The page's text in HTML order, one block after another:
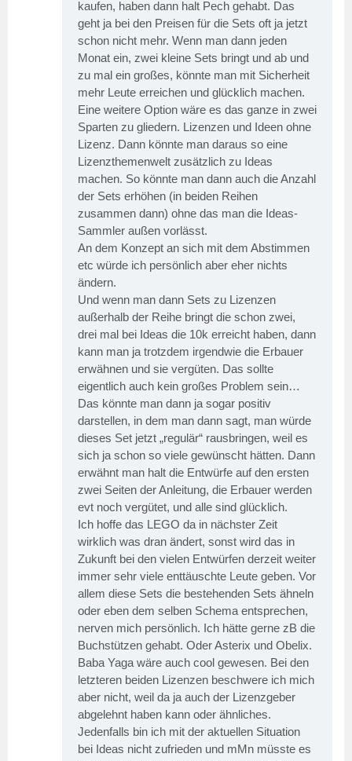
kaufen, haben dann halt Pech gehabt. Das
geht ja bei den Preisen für die Sets oft ja jetzt
schon nicht mehr. Wenn man dann jeden
Monat ein, zwei kleine Sets bringt und ab und
zu mal ein großes, könnte man mit Sicherheit
mehr Leute erreichen und glücklich machen.
Eine weitere Option wäre es das ganze in zwei
Sparten zu gliedern. Lizenzen und Ideen ohne
Lizenz. Dann könnte man daraus so eine
Lizenzthemenwelt zusätzlich zu Ideas
machen. So könnte man dann auch die Anzahl
der Sets erhöhen (in beiden Reihen
zusammen dann) ohne das man die Ideas-
Sammler außen vorlässt.
An dem Konzept an sich mit dem Abstimmen
etc würde ich persönlich aber eher nichts
ändern.
Und wenn man dann Sets zu Lizenzen
außerhalb der Reihe bringt die schon zwei,
drei mal bei Ideas die 10k erreicht haben, dann
kann man ja trotzdem irgendwie die Erbauer
erwähnen und sie vergüten. Das sollte
eigentlich auch kein großes Problem sein…
Das könnte man dann ja sogar positiv
darstellen, in dem man dann sagt, man würde
dieses Set jetzt „regulär“ rausbringen, weil es
sich ja schon so viele gewünscht hätten. Dann
erwähnt man halt die Entwürfe auf den ersten
zwei Seiten der Anleitung, die Erbauer werden
evt noch vergütet, und alle sind glücklich.
Ich hoffe das LEGO da in nächster Zeit
wirklich was dran ändert, sonst wird das in
Zukunft bei den vielen Entwürfen derzeit weiter
immer sehr viele enttäuschte Leute geben. Vor
allem diese Sets die bestehenden Sets ähneln
oder eben dem selben Schema entsprechen,
nerven mich persönlich. Ich hätte gerne zB die
Buchstützen gehabt. Oder Asterix und Obelix.
Baba Yaga wäre auch cool gewesen. Bei den
letzteren beiden Lizenzen beschwere ich mich
aber nicht, weil da ja auch der Lizenzgeber
abgelehnt haben kann oder ähnliches.
Jedenfalls bin ich mit der aktuellen Situation
bei Ideas nicht zufrieden und mMn müsste es